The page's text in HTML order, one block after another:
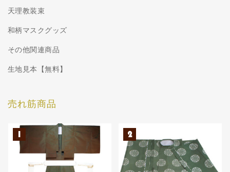
天理教装束
和柄マスクグッズ
その他関連商品
生地見本【無料】
売れ筋商品